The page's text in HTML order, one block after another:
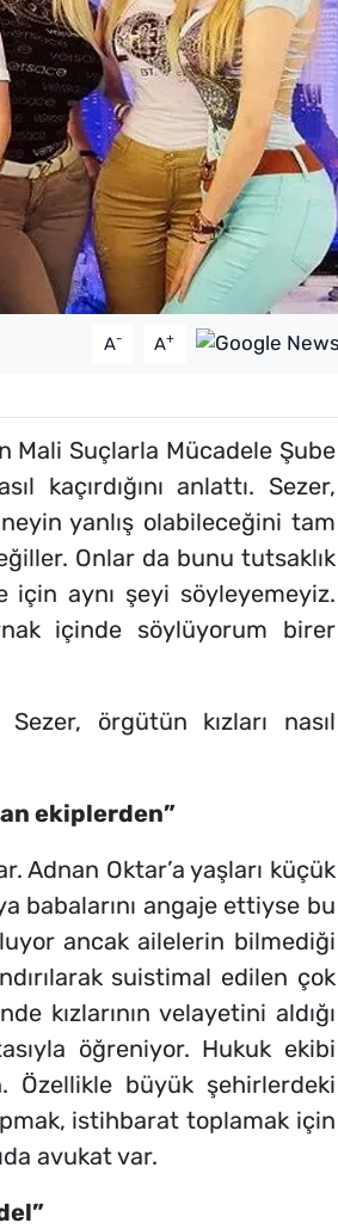
A- A+
Mali Suçlarla Mücadele Şube
kaçırdığını anlattı. Sezer,
yanlış olabileceğini tam
Onlar da bunu tutsaklık
için aynı şeyi söyleyemeyiz.
içinde söylüyorum birer
örgütün kızları nasıl
ekiplerden”
Adnan Oktar’a yaşları küçük
babalarını angaje ettiyse bu
ancak ailelerin bilmediği
suistimal edilen çok
kızlarının velayetini aldığı
öğreniyor. Hukuk ekibi
büyük şehirlerdeki
istihbarat toplamak için
avukat var.